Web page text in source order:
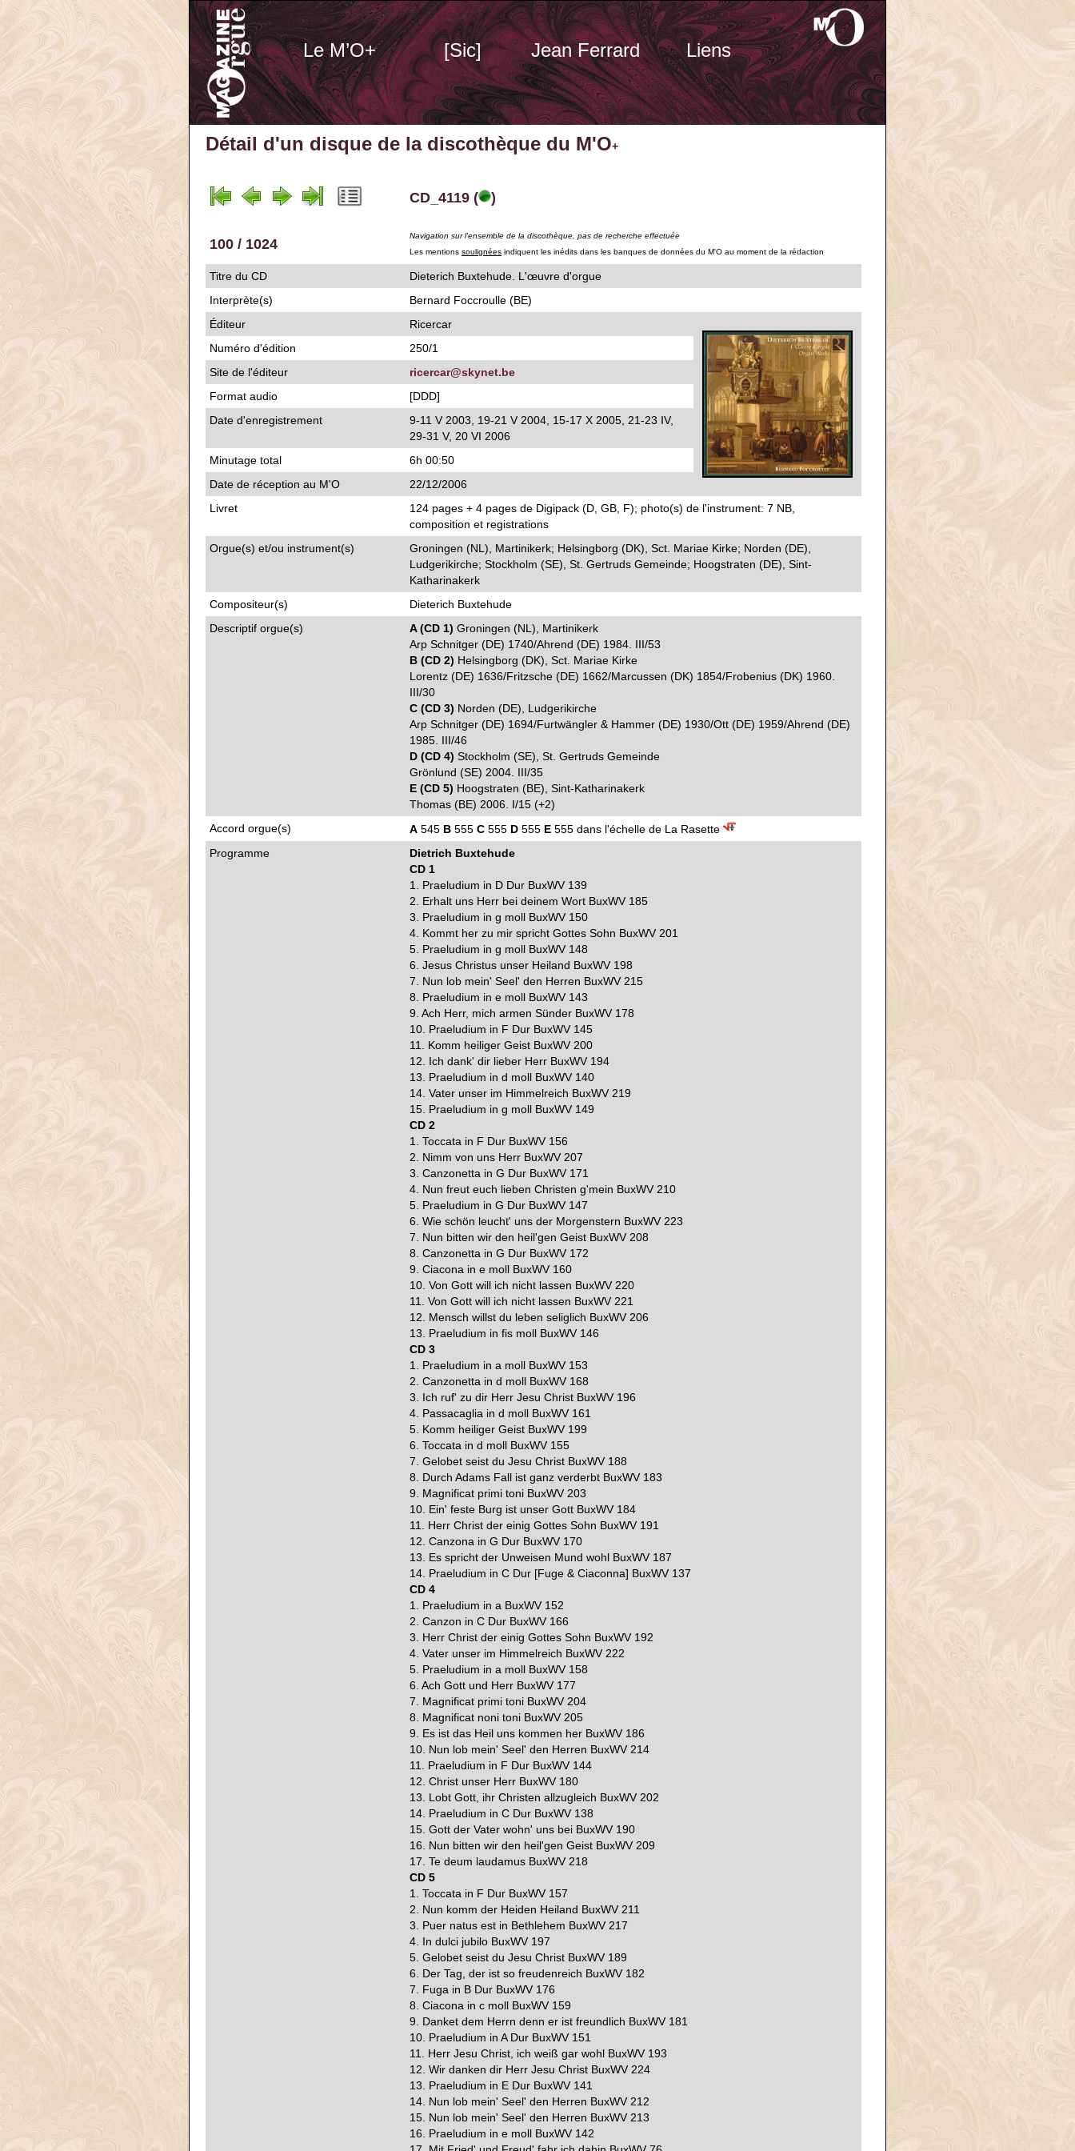
Le M’O+ [Sic] Jean Ferrard Liens
Détail d'un disque de la discothèque du M'O+
CD_4119 ( )
100 / 1024
Navigation sur l'ensemble de la discothèque, pas de recherche effectuée
Les mentions soulignées indiquent les inédits dans les banques de données du M'O au moment de la rédaction
Titre du CD
Dieterich Buxtehude. L'œuvre d'orgue
Interprète(s)
Bernard Foccroulle (BE)
Éditeur
Ricercar
Numéro d'édition
250/1
Site de l'éditeur
ricercar@skynet.be
Format audio
[DDD]
Date d'enregistrement
9-11 V 2003, 19-21 V 2004, 15-17 X 2005, 21-23 IV,
29-31 V, 20 VI 2006
Minutage total
6h 00:50
Date de réception au M'O
22/12/2006
Livret
124 pages + 4 pages de Digipack (D, GB, F); photo(s) de l'instrument: 7 NB,
composition et registrations
Orgue(s) et/ou instrument(s)
Groningen (NL), Martinikerk; Helsingborg (DK), Sct. Mariae Kirke; Norden (DE),
Ludgerikirche; Stockholm (SE), St. Gertruds Gemeinde; Hoogstraten (DE), Sint-
Katharinakerk
Compositeur(s)
Dieterich Buxtehude
Descriptif orgue(s)
A (CD 1) Groningen (NL), Martinikerk
Arp Schnitger (DE) 1740/Ahrend (DE) 1984. III/53
B (CD 2) Helsingborg (DK), Sct. Mariae Kirke
Lorentz (DE) 1636/Fritzsche (DE) 1662/Marcussen (DK) 1854/Frobenius (DK) 1960.
III/30
C (CD 3) Norden (DE), Ludgerikirche
Arp Schnitger (DE) 1694/Furtwängler & Hammer (DE) 1930/Ott (DE) 1959/Ahrend (DE)
1985. III/46
D (CD 4) Stockholm (SE), St. Gertruds Gemeinde
Grönlund (SE) 2004. III/35
E (CD 5) Hoogstraten (BE), Sint-Katharinakerk
Thomas (BE) 2006. I/15 (+2)
Accord orgue(s)
A 545 B 555 C 555 D 555 E 555 dans l'échelle de La Rasette
Programme
Dietrich Buxtehude
CD 1
1. Praeludium in D Dur BuxWV 139
2. Erhalt uns Herr bei deinem Wort BuxWV 185
3. Praeludium in g moll BuxWV 150
4. Kommt her zu mir spricht Gottes Sohn BuxWV 201
5. Praeludium in g moll BuxWV 148
6. Jesus Christus unser Heiland BuxWV 198
7. Nun lob mein' Seel' den Herren BuxWV 215
8. Praeludium in e moll BuxWV 143
9. Ach Herr, mich armen Sünder BuxWV 178
10. Praeludium in F Dur BuxWV 145
11. Komm heiliger Geist BuxWV 200
12. Ich dank' dir lieber Herr BuxWV 194
13. Praeludium in d moll BuxWV 140
14. Vater unser im Himmelreich BuxWV 219
15. Praeludium in g moll BuxWV 149
CD 2
1. Toccata in F Dur BuxWV 156
2. Nimm von uns Herr BuxWV 207
3. Canzonetta in G Dur BuxWV 171
4. Nun freut euch lieben Christen g'mein BuxWV 210
5. Praeludium in G Dur BuxWV 147
6. Wie schön leucht' uns der Morgenstern BuxWV 223
7. Nun bitten wir den heil'gen Geist BuxWV 208
8. Canzonetta in G Dur BuxWV 172
9. Ciacona in e moll BuxWV 160
10. Von Gott will ich nicht lassen BuxWV 220
11. Von Gott will ich nicht lassen BuxWV 221
12. Mensch willst du leben seliglich BuxWV 206
13. Praeludium in fis moll BuxWV 146
CD 3
1. Praeludium in a moll BuxWV 153
2. Canzonetta in d moll BuxWV 168
3. Ich ruf' zu dir Herr Jesu Christ BuxWV 196
4. Passacaglia in d moll BuxWV 161
5. Komm heiliger Geist BuxWV 199
6. Toccata in d moll BuxWV 155
7. Gelobet seist du Jesu Christ BuxWV 188
8. Durch Adams Fall ist ganz verderbt BuxWV 183
9. Magnificat primi toni BuxWV 203
10. Ein' feste Burg ist unser Gott BuxWV 184
11. Herr Christ der einig Gottes Sohn BuxWV 191
12. Canzona in G Dur BuxWV 170
13. Es spricht der Unweisen Mund wohl BuxWV 187
14. Praeludium in C Dur [Fuge & Ciaconna] BuxWV 137
CD 4
1. Praeludium in a BuxWV 152
2. Canzon in C Dur BuxWV 166
3. Herr Christ der einig Gottes Sohn BuxWV 192
4. Vater unser im Himmelreich BuxWV 222
5. Praeludium in a moll BuxWV 158
6. Ach Gott und Herr BuxWV 177
7. Magnificat primi toni BuxWV 204
8. Magnificat noni toni BuxWV 205
9. Es ist das Heil uns kommen her BuxWV 186
10. Nun lob mein' Seel' den Herren BuxWV 214
11. Praeludium in F Dur BuxWV 144
12. Christ unser Herr BuxWV 180
13. Lobt Gott, ihr Christen allzugleich BuxWV 202
14. Praeludium in C Dur BuxWV 138
15. Gott der Vater wohn' uns bei BuxWV 190
16. Nun bitten wir den heil'gen Geist BuxWV 209
17. Te deum laudamus BuxWV 218
CD 5
1. Toccata in F Dur BuxWV 157
2. Nun komm der Heiden Heiland BuxWV 211
3. Puer natus est in Bethlehem BuxWV 217
4. In dulci jubilo BuxWV 197
5. Gelobet seist du Jesu Christ BuxWV 189
6. Der Tag, der ist so freudenreich BuxWV 182
7. Fuga in B Dur BuxWV 176
8. Ciacona in c moll BuxWV 159
9. Danket dem Herrn denn er ist freundlich BuxWV 181
10. Praeludium in A Dur BuxWV 151
11. Herr Jesu Christ, ich weiß gar wohl BuxWV 193
12. Wir danken dir Herr Jesu Christ BuxWV 224
13. Praeludium in E Dur BuxWV 141
14. Nun lob mein' Seel' den Herren BuxWV 212
15. Nun lob mein' Seel' den Herren BuxWV 213
16. Praeludium in e moll BuxWV 142